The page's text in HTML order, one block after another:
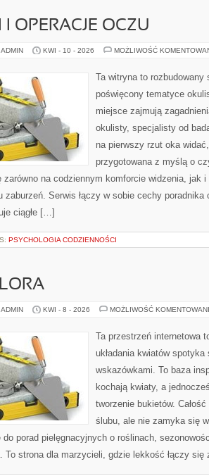
I OPERACJE OCZU
KWI - 10 - 2026 MOŻLIWOŚĆ
Ta witryna to rozbudowany
poświęcony tematyce
miejsce zajmują
okulisty, specjalisty od
na pierwszy rzut oka
przygotowana z myślą o
zarówno na codziennym komforcie widzenia, jak
zaburzeń. Serwis łączy w sobie cechy poradnika
ciągłe […]
PSYCHOLOGIA CODZIENNOŚCI
KWI - 8 - 2026 MOŻLIWOŚĆ
Ta przestrzeń internetowa
układania kwiatów
wskazówkami. To baza
kochają kwiaty, a
tworzenie bukietów.
ślubu, ale nie zamyka się
do porad pielęgnacyjnych o roślinach,
To strona dla marzycieli, gdzie lekkość łączy